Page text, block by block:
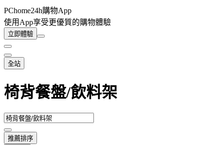
PChome24h購物App
使用App享受更優質的購物體驗
立即體驗
全站
椅背餐盤/飲料架
推薦排序